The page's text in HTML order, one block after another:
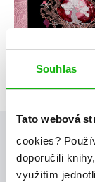
Souhlas
Tato webová
cookies?
doporučili
využitím
Posty,